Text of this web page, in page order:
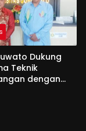
Dukung
Teknik
dengan